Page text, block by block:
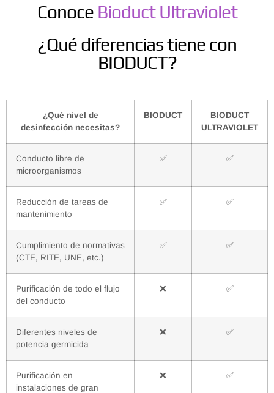
Conoce Bioduct Ultraviolet
¿Qué diferencias tiene con
BIODUCT?
¿Qué nivel de
desinfección necesitas?
BIODUCT
BIODUCT
ULTRAVIOLET
Conducto libre de
microorganismos
✅ ✅
Reducción de tareas de
mantenimiento
✅ ✅
Cumplimiento de normativas
(CTE, RITE, UNE, etc.)
✅ ✅
Purificación de todo el flujo
del conducto
❌ ✅
Diferentes niveles de
potencia germicida
❌ ✅
Purificación en
instalaciones de gran
❌ ✅